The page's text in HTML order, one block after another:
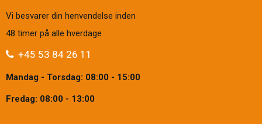
Vi besvarer din henvendelse inden
48 timer på alle hverdage
+45 53 84 26 11
Mandag - Torsdag: 08:00 - 15:00
Fredag: 08:00 - 13:00